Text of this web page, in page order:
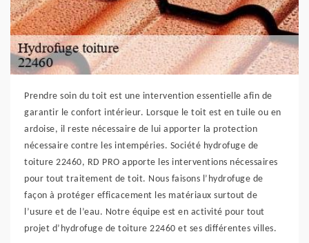
Prendre soin du toit est une intervention essentielle afin de
garantir le confort intérieur. Lorsque le toit est en tuile ou en
ardoise, il reste nécessaire de lui apporter la protection
nécessaire contre les intempéries. Société hydrofuge de
toiture 22460, RD PRO apporte les interventions nécessaires
pour tout traitement de toit. Nous faisons l’hydrofuge de
façon à protéger efficacement les matériaux surtout de
l’usure et de l’eau. Notre équipe est en activité pour tout
projet d’hydrofuge de toiture 22460 et ses différentes villes.